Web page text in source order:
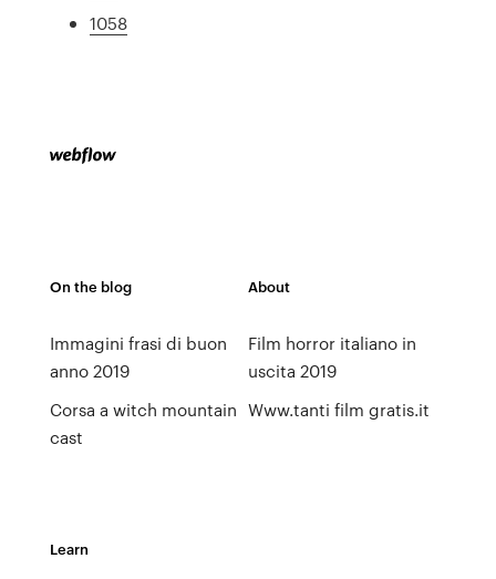
1058
On the blog
Immagini frasi di buon
anno 2019
Corsa a witch mountain
cast
About
Film horror italiano in
uscita 2019
Www.tanti film gratis.it
Learn